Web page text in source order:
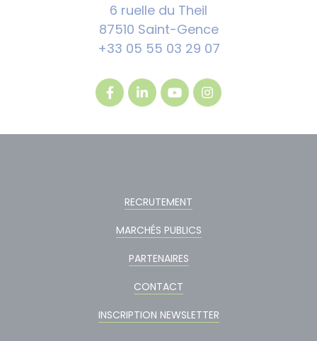
6 ruelle du Theil
87510 Saint-Gence
+33 05 55 03 29 07
RECRUTEMENT
MARCHÉS PUBLICS
PARTENAIRES
CONTACT
INSCRIPTION NEWSLETTER